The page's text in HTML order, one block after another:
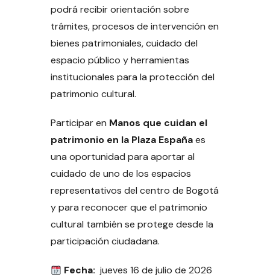
podrá recibir orientación sobre
trámites, procesos de intervención en
bienes patrimoniales, cuidado del
espacio público y herramientas
institucionales para la protección del
patrimonio cultural.
Participar en Manos que cuidan el
patrimonio en la Plaza Españaes
una oportunidad para aportar al
cuidado de uno de los espacios
representativos del centro de Bogotá
y para reconocer que el patrimonio
cultural también se protege desde la
participación ciudadana.
Fecha: jueves 16 de julio de 2026